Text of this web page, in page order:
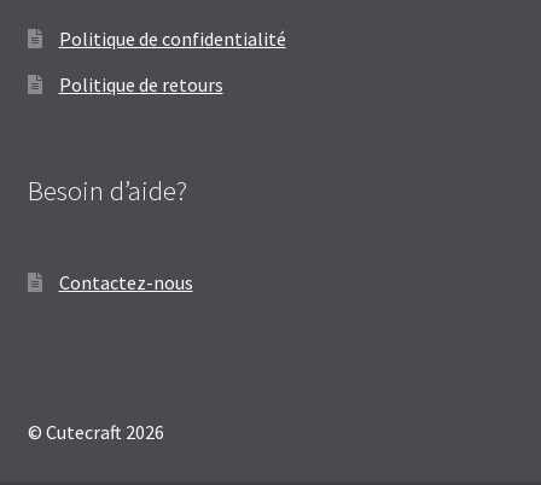
Politique de confidentialité
Politique de retours
Besoin d’aide?
Contactez-nous
© Cutecraft 2026